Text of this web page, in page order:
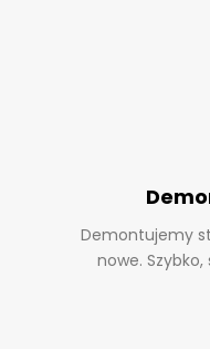
Demontujemy
nowe.